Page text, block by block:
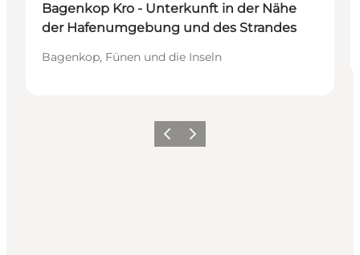
Bagenkop Kro - Unterkunft in der Nähe
der Hafenumgebung und des Strandes
Bagenkop, Fünen und die Inseln
ZurückWeiter